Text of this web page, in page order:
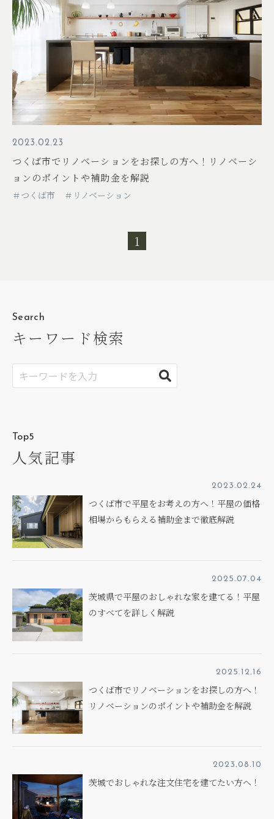
2023.02.23
つくば市でリノベーションをお探しの方へ！リノベーシ
ョンのポイントや補助金を解説
＃つくば市 ＃リノベーション
1
Search
キーワード検索
Top5
人気記事
2023.02.24
つくば市で平屋をお考えの方へ！平屋の価格
相場からもらえる補助金まで徹底解説
2025.07.04
茨城県で平屋のおしゃれな家を建てる！平屋
のすべてを詳しく解説
2025.12.16
つくば市でリノベーションをお探しの方へ！
リノベーションのポイントや補助金を解説
2023.08.10
茨城でおしゃれな注文住宅を建てたい方へ！